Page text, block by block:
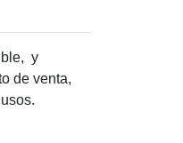
y
de venta,